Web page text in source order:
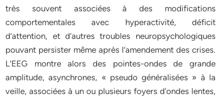
très souvent associées à des modifications
comportementales avec hyperactivité, déficit
d’attention, et d’autres troubles neuropsychologiques
pouvant persister même après l’amendement des crises.
L’EEG montre alors des pointes-ondes de grande
amplitude, asynchrones, « pseudo généralisées » à la
veille, associées à un ou plusieurs foyers d’ondes lentes,